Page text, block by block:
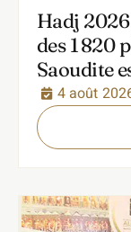
Hadj
des 1 820
Saoudite
4 août